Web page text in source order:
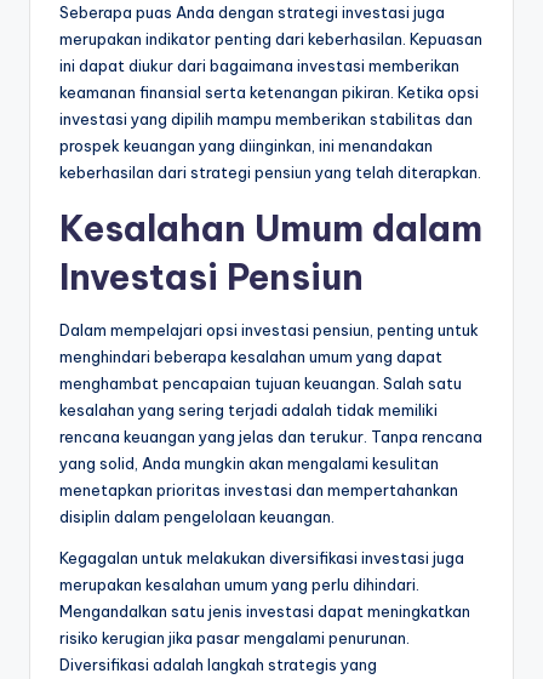
Seberapa puas Anda dengan strategi investasi juga
merupakan indikator penting dari keberhasilan. Kepuasan
ini dapat diukur dari bagaimana investasi memberikan
keamanan finansial serta ketenangan pikiran. Ketika opsi
investasi yang dipilih mampu memberikan stabilitas dan
prospek keuangan yang diinginkan, ini menandakan
keberhasilan dari strategi pensiun yang telah diterapkan.
Kesalahan Umum dalam
Investasi Pensiun
Dalam mempelajari opsi investasi pensiun, penting untuk
menghindari beberapa kesalahan umum yang dapat
menghambat pencapaian tujuan keuangan. Salah satu
kesalahan yang sering terjadi adalah tidak memiliki
rencana keuangan yang jelas dan terukur. Tanpa rencana
yang solid, Anda mungkin akan mengalami kesulitan
menetapkan prioritas investasi dan mempertahankan
disiplin dalam pengelolaan keuangan.
Kegagalan untuk melakukan diversifikasi investasi juga
merupakan kesalahan umum yang perlu dihindari.
Mengandalkan satu jenis investasi dapat meningkatkan
risiko kerugian jika pasar mengalami penurunan.
Diversifikasi adalah langkah strategis yang